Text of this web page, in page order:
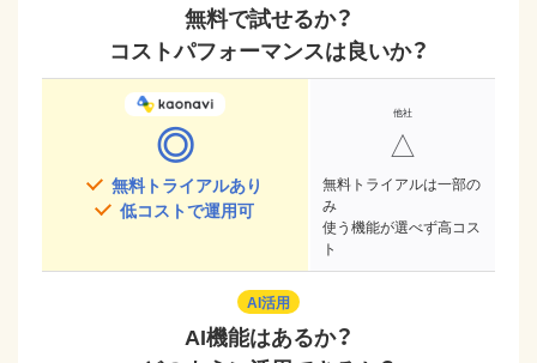
無料で試せるか？
コストパフォーマンスは良いか？
◎
無料トライアルあり
低コストで運用可
△
無料トライアルは一部の
み
使う機能が選べず高コス
ト
AI活用
AI機能はあるか？